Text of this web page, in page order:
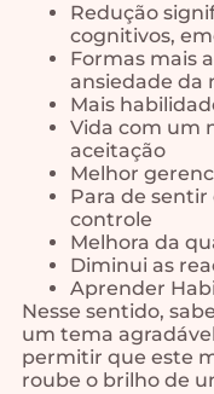
Redução
cognitivos,
Formas mais
ansiedade da
Mais
Vida com um
aceitação
Melhor
Para de sentir
controle
Melhora da
Diminui as
Aprender
Nesse sentido,
um tema
permitir que este
roube o brilho de